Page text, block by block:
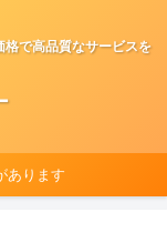
で高品質なサービスを
あります